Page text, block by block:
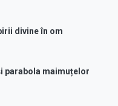
divine în om
parabola maimuțelor